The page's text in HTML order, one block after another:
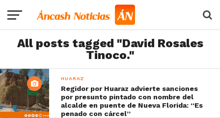
All posts tagged "David Rosales
Tinoco."
HUARAZ
Regidor por Huaraz advierte sanciones
por presunto pintado con nombre del
alcalde en puente de Nueva Florida: “Es
penado con cárcel”